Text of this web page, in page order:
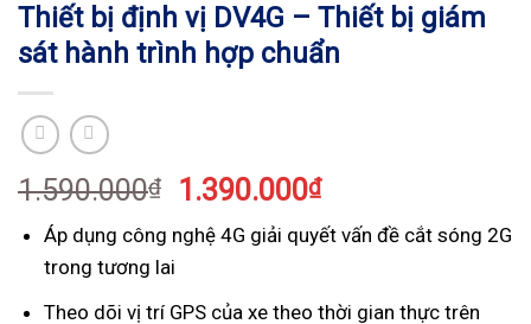
Thiết bị định vị DV4G – Thiết bị giám
sát hành trình hợp chuẩn
1.590.000₫ 1.390.000₫
Áp dụng công nghệ 4G giải quyết vấn đề cắt sóng 2G
trong tương lai
Theo dõi vị trí GPS của xe theo thời gian thực trên